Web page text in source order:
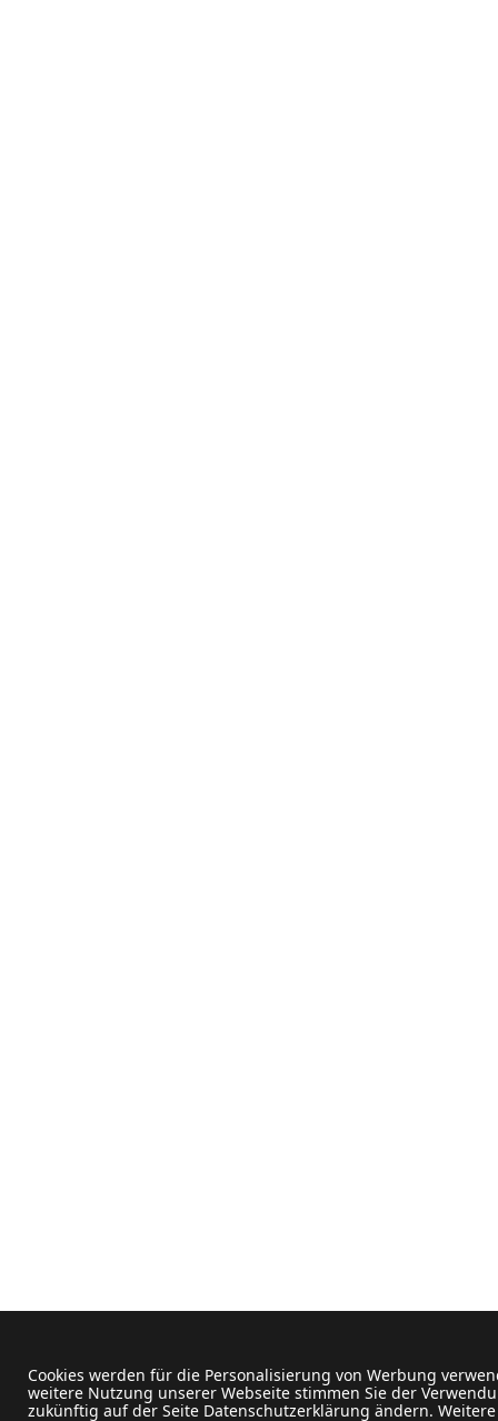
Cookies werden für die Personalisierung von Werbung
weitere Nutzung unserer Webseite stimmen Sie der
zukünftig auf der Seite Datenschutzerklärung ändern.